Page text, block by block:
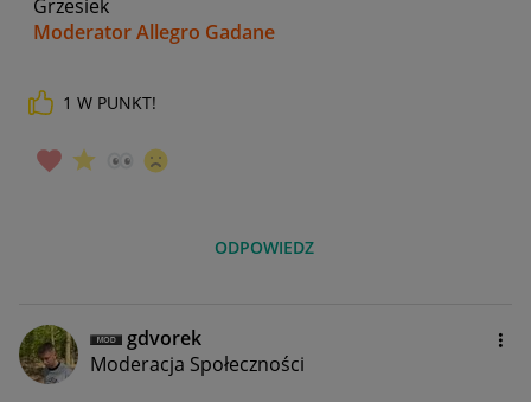
Grzesiek
Moderator Allegro Gadane
1 W PUNKT!
ODPOWIEDZ
gdvorek
Moderacja Społeczności